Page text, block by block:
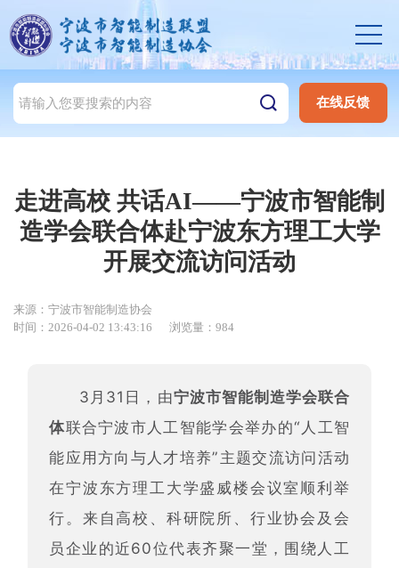
在线反馈
走进高校 共话AI——宁波市智能制
造学会联合体赴宁波东方理工大学
开展交流访问活动
来源：宁波市智能制造协会
时间：2026-04-02 13:43:16
浏览量：984
3月31日，由宁波市智能制造学会联合
体联合宁波市人工智能学会举办的“人工智
能应用方向与人才培养”主题交流访问活动
在宁波东方理工大学盛威楼会议室顺利举
行。来自高校、科研院所、行业协会及会
员企业的近60位代表齐聚一堂，围绕人工